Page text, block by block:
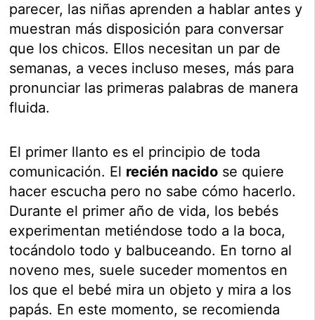
parecer, las niñas aprenden a hablar antes y
muestran más disposición para conversar
que los chicos. Ellos necesitan un par de
semanas, a veces incluso meses, más para
pronunciar las primeras palabras de manera
fluida.
El primer llanto es el principio de toda
comunicación. El recién nacido se quiere
hacer escucha pero no sabe cómo hacerlo.
Durante el primer año de vida, los bebés
experimentan metiéndose todo a la boca,
tocándolo todo y balbuceando. En torno al
noveno mes, suele suceder momentos en
los que el bebé mira un objeto y mira a los
papás. En este momento, se recomienda